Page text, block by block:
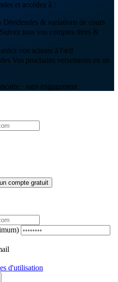
et accédez à :
Dividendes & variations de cours
Suivez tous vos comptes titres &
vos actions à l'œil
Vos prochains versements en un
· sans engagement
compte gratuit
d'utilisation